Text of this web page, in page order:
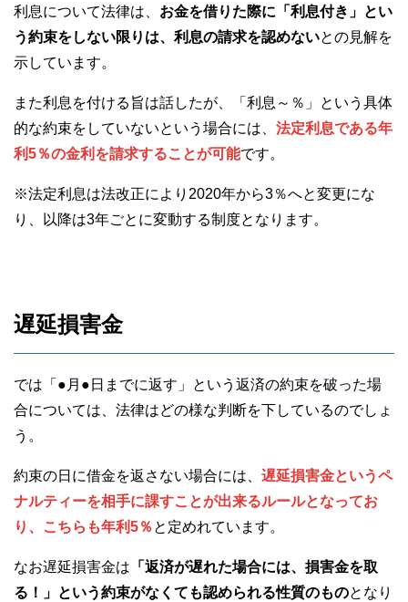
利息について法律は、 お金を借りた際に「利息付き」とい
う約束をしない限りは、利息の請求を認めないとの見解を
示しています。
また利息を付ける旨は話したが、「利息～％」という具体
的な約束をしていないという場合には、 法定利息である年
利5％の金利を請求することが可能です。
※法定利息は法改正により2020年から3％へと変更にな
り、以降は3年ごとに変動する制度となります。
遅延損害金
では「●月●日までに返す」という返済の約束を破った場
合については、法律はどの様な判断を下しているのでしょ
う。
約束の日に借金を返さない場合には、 遅延損害金というペ
ナルティーを相手に課すことが出来るルールとなってお
り、こちらも年利5％ と定めれています。
なお遅延損害金は 「返済が遅れた場合には、損害金を取
る！」という約束がなくても認められる性質のものとなり